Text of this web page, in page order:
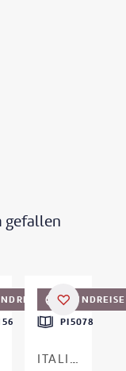
gefallen
RUNDREISE
PI5078
ITALIEN - SÜDTIROL & GARDASEE